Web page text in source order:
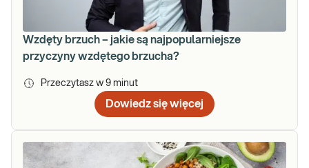
Wzdęty brzuch – jakie są najpopularniejsze
przyczyny wzdętego brzucha?
Przeczytasz w 9 minut
Dowiedz się więcej